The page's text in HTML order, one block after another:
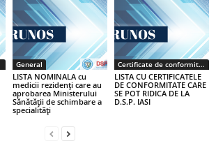
General
LISTA NOMINALA cu
medicii rezidenţi care au
aprobarea Ministerului
Sănătăţii de schimbare a
specialităţi
Certificate de conformitate
LISTA CU CERTIFICATELE
DE CONFORMITATE CARE
SE POT RIDICA DE LA
D.S.P. IASI